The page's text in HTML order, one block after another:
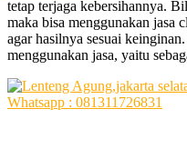
tetap terjaga kebersihannya.
mаkа bіѕа menggunakan jasa
аgаr hasilnya sesuai
menggunakan jasa, уаіtu